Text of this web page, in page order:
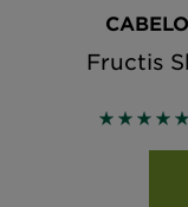
Fructis
5 out of